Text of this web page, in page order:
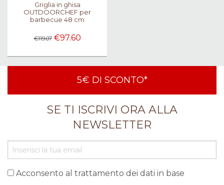
Griglia in ghisa
OUTDOORCHEF per
barbecue 48 cm
€119.07€97.60
5€ DI SCONTO*
SE TI ISCRIVI ORA ALLA
NEWSLETTER
Acconsento al trattamento dei dati in base